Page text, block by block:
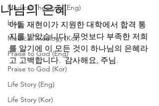
Medical Theology (Eng)
blog
Medical Theology (Kor)
Praise to God (Eng)
Praise to God (Kor)
Life Story (Eng)
Life Story (Kor)
나님의 은혜
아들 재현이가 지원한 대학에서 합격 통
지를 받았습니다.  무엇보다 부족한 저희
를 알기에 이 모든 것이 하나님의 은혜라
고 고백합니다.  감사해요, 주님.